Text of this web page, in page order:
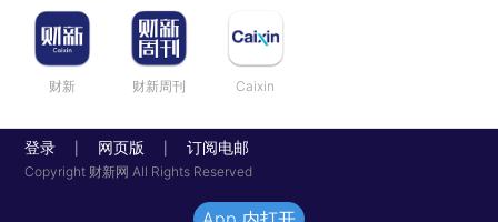
财新 财新周刊 Caixin
登录 网页版 订阅电邮
Copyright 财新网 All Rights Reserved